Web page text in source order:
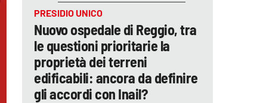
PRESIDIO UNICO
Nuovo ospedale di Reggio, tra
le questioni prioritarie la
proprietà dei terreni
edificabili: ancora da definire
gli accordi con Inail?